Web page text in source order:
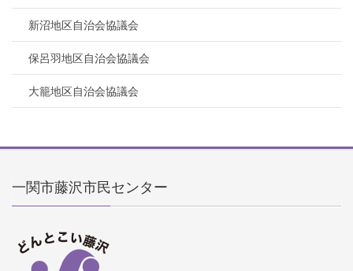
新沼地区自治会協議会
保呂羽地区自治会協議会
大籠地区自治会協議会
一関市藤沢市民センター